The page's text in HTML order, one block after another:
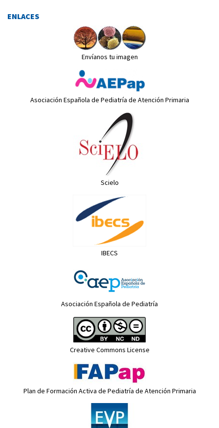
ENLACES
Envíanos tu imagen
Asociación Española de Pediatría de Atención Primaria
Scielo
IBECS
Asociación Española de Pediatría
Creative Commons License
Plan de Formación Activa de Pediatría de Atención Primaria